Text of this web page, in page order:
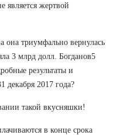
является жертвой
она триумфально вернулась
3 млрд долл. Богданов5
результаты и
декабря 2017 года?
такой вкусняшки!
в конце срока